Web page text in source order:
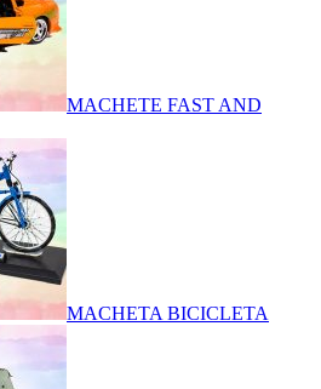
MACHETE FAST AND
MACHETA BICICLETA